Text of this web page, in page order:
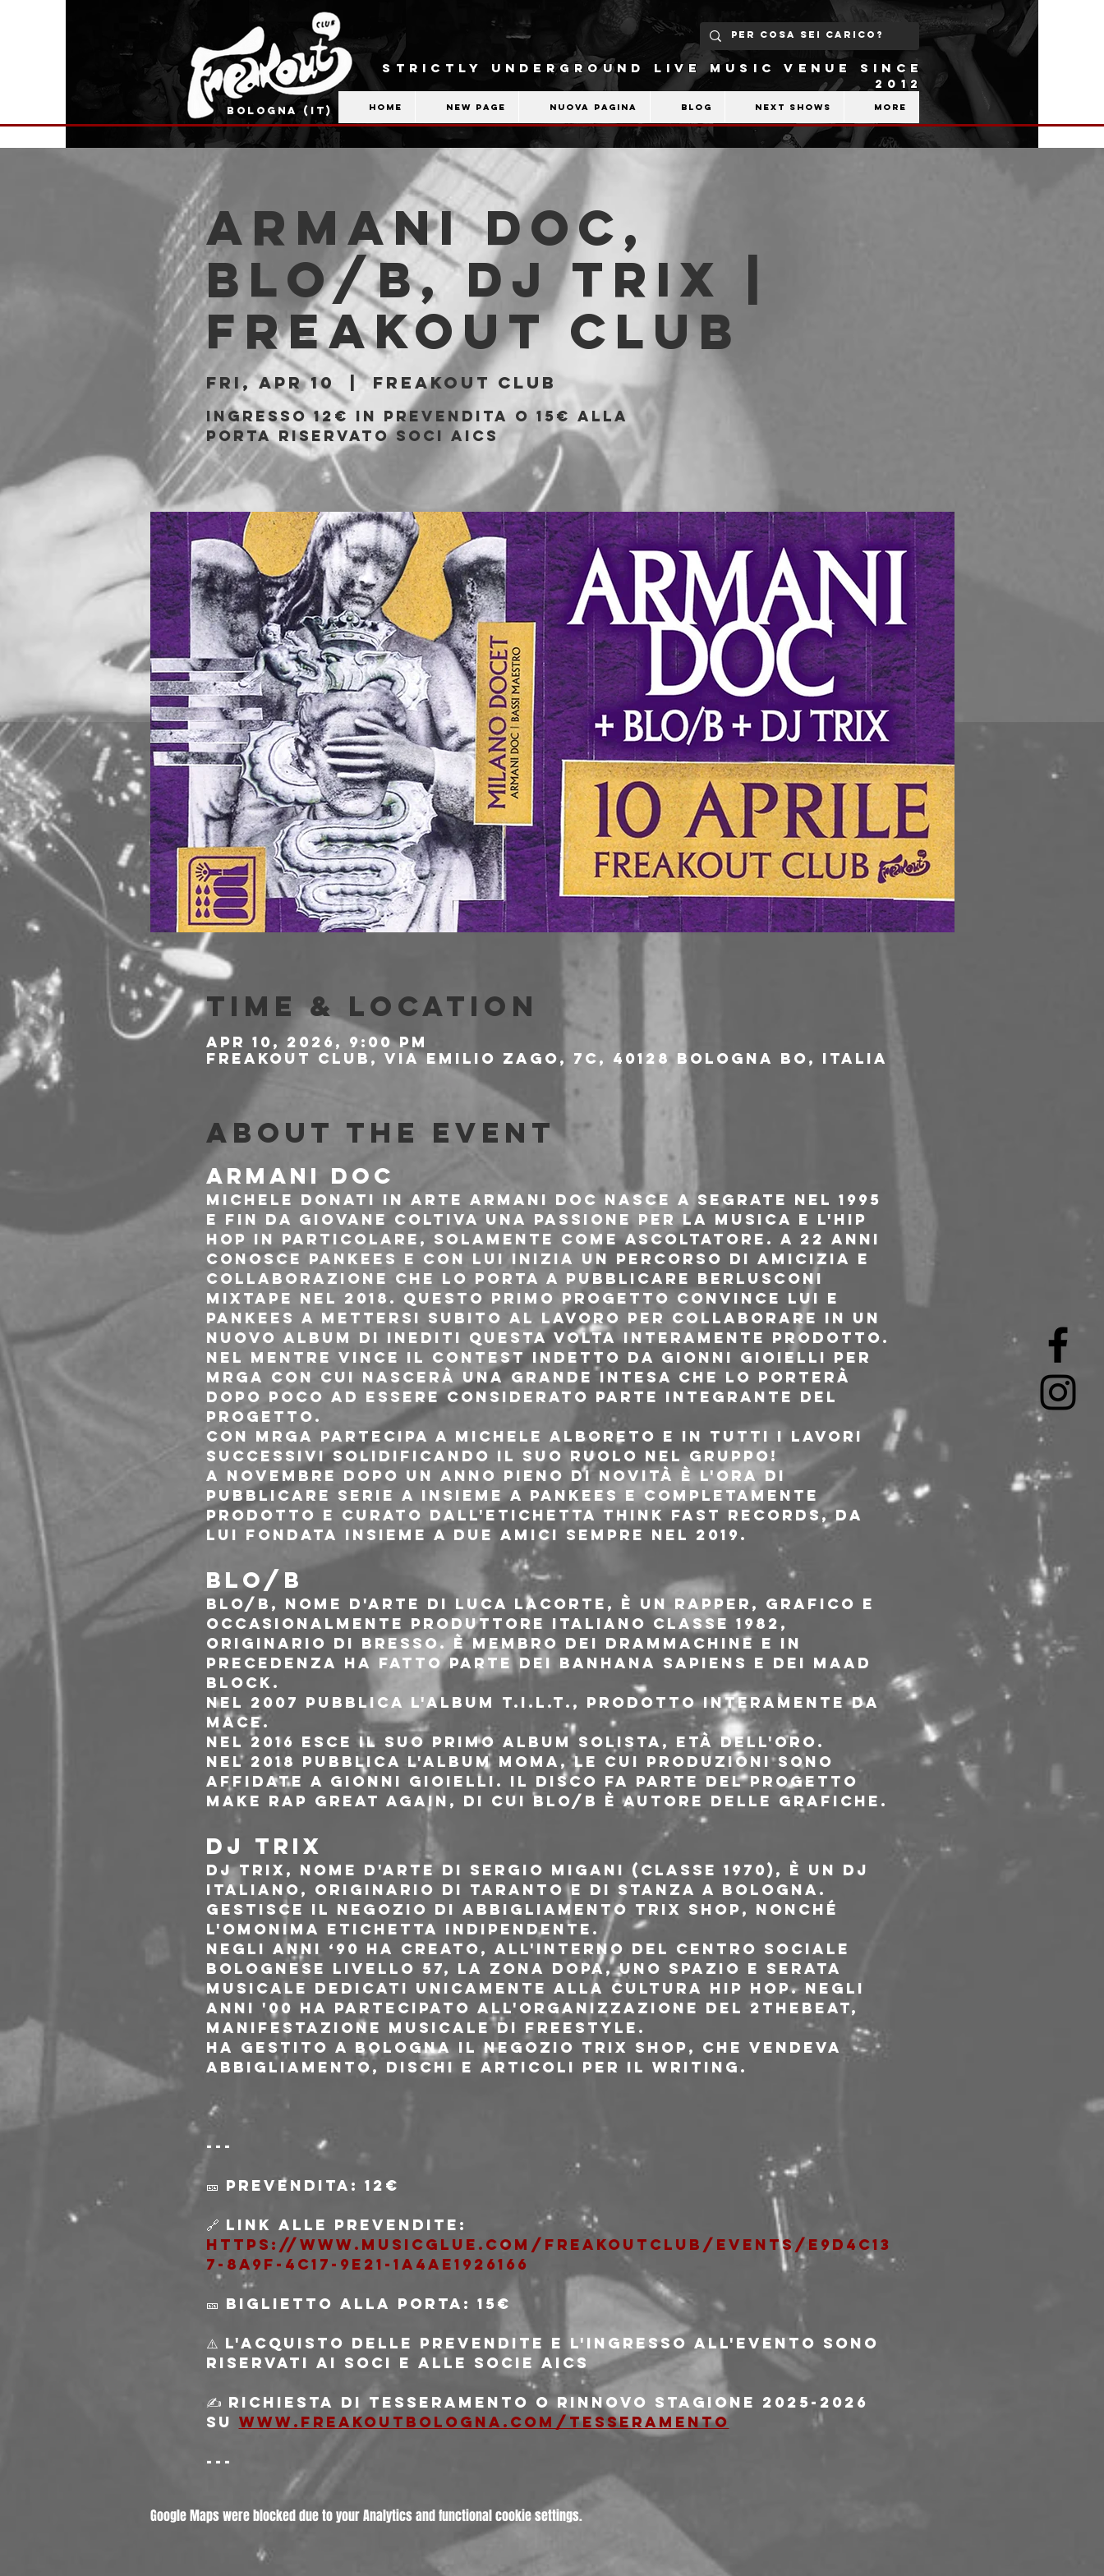
BOLOGNA (IT)
STRICTLY UNDERGROUND LIVE MUSIC VENUE SINCE
2012
Home New Page Nuova pagina Blog Next shows More
Armani Doc,
Blo/b, Dj Trix |
Freakout Club
Fri, Apr 10
  |
Freakout Club
Ingresso 12€ in prevendita o 15€ alla
porta riservato soci AICS
Time & Location
Apr 10, 2026, 9:00 PM
Freakout Club, Via Emilio Zago, 7c, 40128 Bologna BO, Italia
About the event
ARMANI DOC
Michele donati in arte Armani Doc nasce a Segrate nel 1995
e fin da giovane coltiva una passione per la musica e l'hip
hop in particolare, solamente come ascoltatore. A 22 anni
conosce Pankees e con lui inizia un percorso di amicizia e
collaborazione che lo porta a pubblicare Berlusconi
Mixtape nel 2018. Questo primo progetto convince lui e
Pankees a mettersi subito al lavoro per collaborare in un
nuovo album di inediti questa volta interamente prodotto.
Nel mentre vince il contest indetto da Gionni Gioielli per
MRGA con cui nascerà una grande intesa che lo porterà
dopo poco ad essere considerato parte integrante del
progetto.
Con MRGA partecipa a Michele Alboreto e in tutti i lavori
successivi solidificando il suo ruolo nel gruppo!
A novembre dopo un anno pieno di novità è l'ora di
pubblicare Serie A insieme a Pankees e completamente
prodotto e curato dall'etichetta Think Fast Records, da
lui fondata insieme a due amici sempre nel 2019.
BLO/B
Blo/B, nome d'arte di Luca Lacorte, è un rapper, grafico e
occasionalmente produttore italiano classe 1982,
originario di Bresso. È membro dei Drammachine e in
precedenza ha fatto parte dei Banhana Sapiens e dei Maad
Block.
Nel 2007 pubblica l'album T.I.L.T., prodotto interamente da
Mace.
Nel 2016 esce il suo primo album solista, Età Dell'Oro.
Nel 2018 pubblica l'album MOMA, le cui produzioni sono
affidate a Gionni Gioielli. Il disco fa parte del progetto
Make Rap Great Again, di cui Blo/B è autore delle grafiche.
DJ TRIX
DJ Trix, nome d'arte di Sergio Migani (classe 1970), è un DJ
italiano, originario di Taranto e di stanza a Bologna.
Gestisce il negozio di abbigliamento Trix Shop, nonché
l'omonima etichetta indipendente.
Negli anni ‘90 ha creato, all'interno del centro sociale
bolognese Livello 57, la Zona Dopa, uno spazio e serata
musicale dedicati unicamente alla cultura hip hop. Negli
anni '00 ha partecipato all'organizzazione del 2theBeat,
manifestazione musicale di freestyle.
Ha gestito a Bologna il negozio Trix Shop, che vendeva
abbigliamento, dischi e articoli per il writing.
---
🎫 Prevendita: 12€
🔗 Link alle prevendite:
https://www.musicglue.com/freakoutclub/events/e9d4c13
7-8a9f-4c17-9e21-1a4ae1926166
🎫 Biglietto alla porta: 15€
⚠️ L'acquisto delle prevendite e l'ingresso all'evento sono
riservati ai soci e alle socie AICS
✍️ Richiesta di tesseramento o rinnovo stagione 2025-2026
su www.freakoutbologna.com/tesseramento
---
Google Maps were blocked due to your Analytics and functional cookie settings.